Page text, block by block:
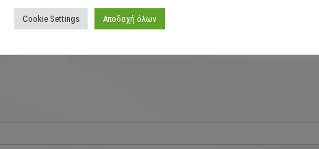
Cookie Settings Αποδοχή όλων